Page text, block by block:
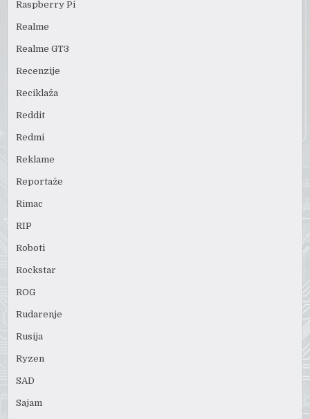
Raspberry Pi
Realme
Realme GT3
Recenzije
Reciklaža
Reddit
Redmi
Reklame
Reportaže
Rimac
RIP
Roboti
Rockstar
ROG
Rudarenje
Rusija
Ryzen
SAD
Sajam